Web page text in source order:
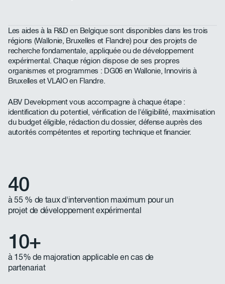
Les aides à la R&D en Belgique sont disponibles dans les trois
régions (Wallonie, Bruxelles et Flandre) pour des projets de
recherche fondamentale, appliquée ou de développement
expérimental. Chaque région dispose de ses propres
organismes et programmes : DG06 en Wallonie, Innoviris à
Bruxelles et VLAIO en Flandre.
ABV Development vous accompagne à chaque étape :
identification du potentiel, vérification de l'éligibilité, maximisation
du budget éligible, rédaction du dossier, défense auprès des
autorités compétentes et reporting technique et financier.
40
à 55 % de taux d'intervention maximum pour un
projet de développement expérimental
10+
à 15% de majoration applicable en cas de
partenariat